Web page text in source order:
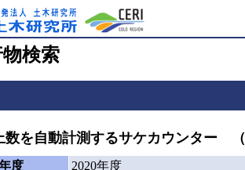
検索
を自動計測するサケカウンター （
度
2020年度